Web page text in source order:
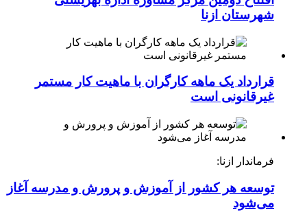
شهرستان ازنا
قرارداد یک ماهه کارگران با ماهیت کار مستمر
غیرقانونی است
فرماندار ازنا:
توسعه هر کشور از آموزش و پرورش و مدرسه آغاز
می‌شود